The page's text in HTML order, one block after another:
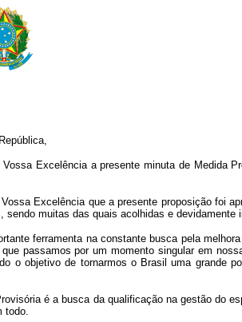
Excelência a presente minuta de Medida
Excelência que a presente proposição foi
muitas das quais acolhidas e devidamente
ferramenta na constante busca pela
passamos por um momento singular em
o objetivo de tornarmos o Brasil uma grande
é a busca da qualificação na gestão do
todo.